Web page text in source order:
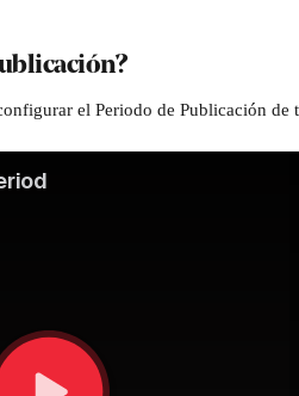
el Periodo de Publicación de